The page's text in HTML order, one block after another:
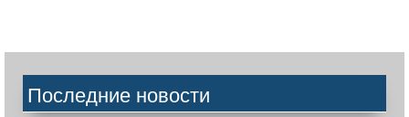
Последние новости